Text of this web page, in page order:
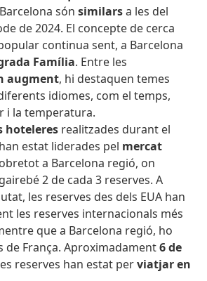
sónsimilarsa les del
de 2024. El concepte de cerca
continua sent, a Barcelona
Família. Entre les
augment, hi destaquen temes
idiomes, com el temps,
i la temperatura.
hoteleres realitzades durant el
estat liderades pel mercat
a Barcelona regió, on
2 de cada 3 reserves. A
les reserves des dels EUA han
les reserves internacionals més
que a Barcelona regió, ho
de França. Aproximadament6 de
reserves han estat perviatjar en